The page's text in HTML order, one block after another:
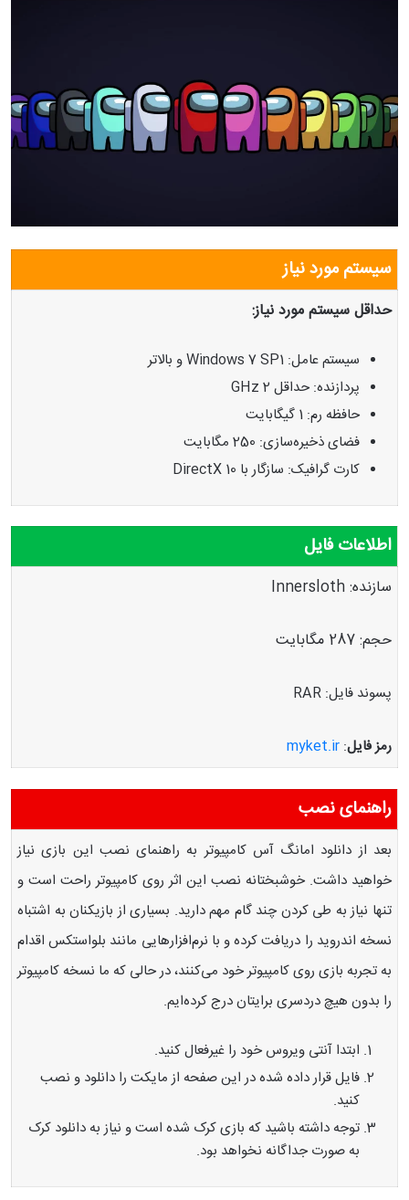
سیستم مورد نیاز
حداقل سیستم مورد نیاز:
سیستم عامل: Windows 7 SP1 و بالاتر
پردازنده: حداقل 2 GHz
حافظه رم: 1 گیگابایت
فضای ذخیره‌سازی: 250 مگابایت
کارت گرافیک: سازگار با DirectX 10
اطلاعات فایل
سازنده: Innersloth
حجم: 287 مگابایت
پسوند فایل: RAR
رمز فایل:
myket.ir
راهنمای نصب
بعد از دانلود امانگ آس کامپیوتر به راهنمای نصب این بازی نیاز
خواهید داشت. خوشبختانه نصب این اثر روی کامپیوتر راحت است و
تنها نیاز به طی کردن چند گام مهم دارید. بسیاری از بازیکنان به اشتباه
نسخه اندروید را دریافت کرده و با نرم‌افزارهایی مانند بلواستکس اقدام
به تجربه بازی روی کامپیوتر خود می‌کنند، در حالی که ما نسخه کامپیوتر
را بدون هیچ دردسری برایتان درج کرده‌ایم.
ابتدا آنتی ویروس خود را غیرفعال کنید.
فایل قرار داده شده در این صفحه از مایکت را دانلود و نصب
کنید.
توجه داشته باشید که بازی کرک شده است و نیاز به دانلود کرک
به صورت جداگانه نخواهد بود.